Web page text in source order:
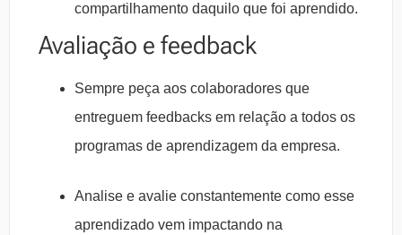
compartilhamento daquilo que foi aprendido.
Avaliação e feedback
Sempre peça aos colaboradores que
entreguem feedbacks em relação a todos os
programas de aprendizagem da empresa.
Analise e avalie constantemente como esse
aprendizado vem impactando na